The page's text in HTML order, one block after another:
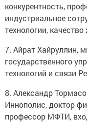
конкурентность,
индустриальное
технологии, качество
7. Айрат Хайруллин,
государственного
технологий и связи
8. Александр
Иннополис, доктор
профессор МФТИ,